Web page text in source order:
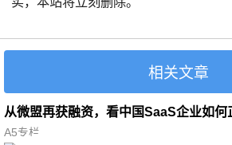
相关文章
从微盟再获融资，看中国SaaS企业如何
A5专栏